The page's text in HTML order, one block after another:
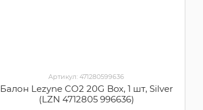
Артикул: 471280599636
Балон Lezyne CO2 20G Box, 1 шт, Silver
(LZN 4712805 996636)